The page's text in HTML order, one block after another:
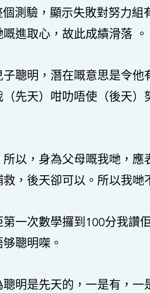
測驗，顯示失敗對努力
進取心，故此成績滑落 。
聰明，潛在嘅意思是令
先天）咁叻唔使（後天
以，身為父母嘅我哋，
，後天卻可以。所以我
一次數學攞到100分我讚
聰明㗎。
明是先天的，一是有，